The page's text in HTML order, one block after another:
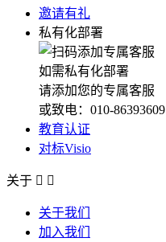
邀请有礼
私有化部署
如需私有化部署
请添加您的专属客服
或致电：010-86393609
教育认证
对标Visio
关于  
关于我们
加入我们